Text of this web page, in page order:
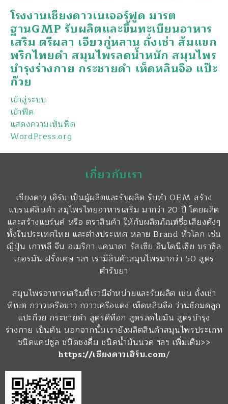
โรงงานเชียงดาวเนเจอร์ฟูด มารต
ฐานGMP รับผลิตและขึ้นทะเบียนอาหาร
เสริม ตรีผลา เจียวกู่หลาน ถั่งเช่า ส้มแขก
พริกไทยดำ สมุนไพรลดน้ำหนัก สมุนไพร
บำรุงร่างกาย กระชายดำ เห็ดหลินจือ แป๊ะ
ก๊วย
เข้าสู่ระบบ
เข้าฟีด
แสดงความเห็นฟีด
WordPress.org
เกี่ยวกับเรา
เชียงดาว เฮิร์บ เป็นผู้ผลิตและรับผลิต รับทำ OEM สร้าง
แบรนด์สินค้า สมุไพรไทยอาหารเสริม มากว่า 20 ปี โดยผลิต
และสร้างแบร์นด์ หรือ ตราสินค้า ให้กับผลิตภัณฑ์ชื่อเสียงดังๆ
ทั้งในประเทศไทย และต่างประเทศ หลาย Brand ทั่วโลก เช่น
ญี่ปุ่น เกาหลี จีน อเมริกา แคนาดา รัสเซีย อินโดนีเซีย บราซิล
เยอรมัน ฝรั่งเศษ ฯลฯ เรามีสินค้าสมุนไพรมากว่า 50 สูตร
ตำรับยา
สมุนไพรอาหารเสริมที่เรามีจำหน่ายและรับผลิต เช่น ถั่งเช่า
ทิเบต กวาวเครือขาว กวาวเครือแดง เห็ดหลินจือ ว่านชักมดลูก
แปะก๊วย กระชายดำ สูตรดีท๊อก สูตรลดไขมัน สูตรบำรุง
ร่างกาย เป็นต้น นอกจากนั้นเรายังผลิตสินค้าสมุนไพรประเภท
ชนิดแคปซูล ชนิดชงดื่ม ชนิดน้ำมันนวด ฯลฯ เพิ่มเติม>>
https://เชียงดาวเฮิร์บ.com/